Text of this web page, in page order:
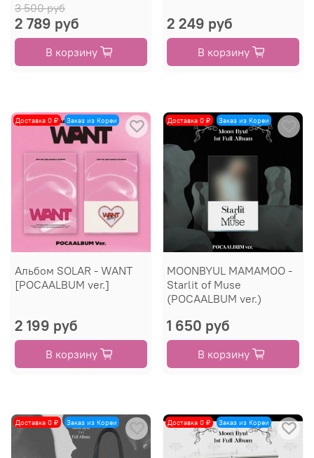
3 500 руб
2 789 руб
В корзину
2 249 руб
В корзину
Доставка 0 ₽ Заказ из Кореи
Альбом SOLAR - WANT
[POCAALBUM ver.]
2 199 руб
В корзину
Доставка 0 ₽ Заказ из Кореи
MOONBYUL MAMAMOO -
Starlit of Muse
(POCAALBUM ver.)
1 650 руб
В корзину
Доставка 0 ₽ Заказ из Кореи Доставка 0 ₽ Заказ из Кореи